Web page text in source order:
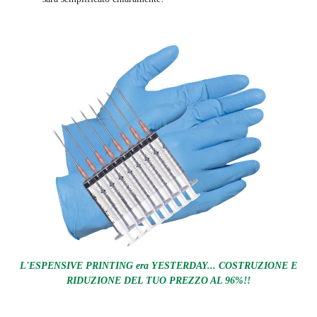
L'ESPENSIVE PRINTING era YESTERDAY... COSTRUZIONE E
RIDUZIONE DEL TUO PREZZO AL 96%!!